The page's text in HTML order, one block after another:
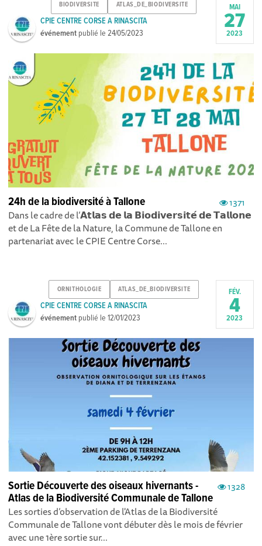
BIODIVERSITE ATLAS_DE_BIODIVERSITE
CPIE CENTRE CORSE A RINASCITA
événement publié le24/05/2023
MAI
27
2023
1371
24h de la biodiversité à Tallone
Dans le cadre de l’𝗔𝘁𝗹𝗮𝘀 𝗱𝗲 𝗹𝗮 𝗕𝗶𝗼𝗱𝗶𝘃𝗲𝗿𝘀𝗶𝘁𝗲́ 𝗱𝗲 𝗧𝗮𝗹𝗹𝗼𝗻𝗲
et de La Fête de la Nature, la Commune de Tallone en
partenariat avec le CPIE Centre Corse...
ORNITHOLOGIE ATLAS_DE_BIODIVERSITE
CPIE CENTRE CORSE A RINASCITA
événement publié le12/01/2023
FÉV.
4
2023
1328
Sortie Découverte des oiseaux hivernants -
Atlas de la Biodiversité Communale de Tallone
Les sorties d’observation de l'Atlas de la Biodiversité
Communale de Tallone vont débuter dès le mois de février
avec une 1ère sortie sur...